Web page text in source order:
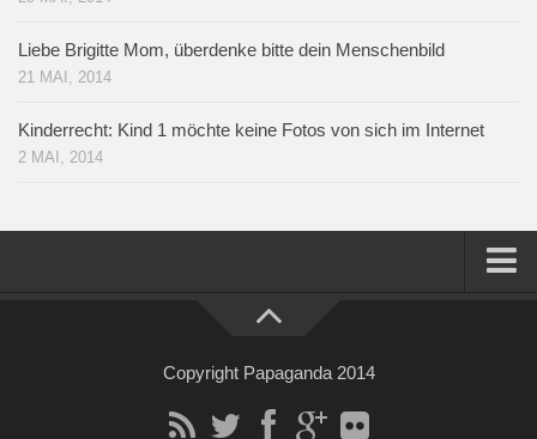
Liebe Brigitte Mom, überdenke bitte dein Menschenbild
21 MAI, 2014
Kinderrecht: Kind 1 möchte keine Fotos von sich im Internet
2 MAI, 2014
Copyright Papaganda 2014